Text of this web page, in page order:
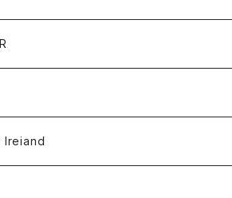
Ireiand